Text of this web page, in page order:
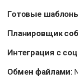
Готовые
Планировщик
Интеграция с
Обмен файлами: